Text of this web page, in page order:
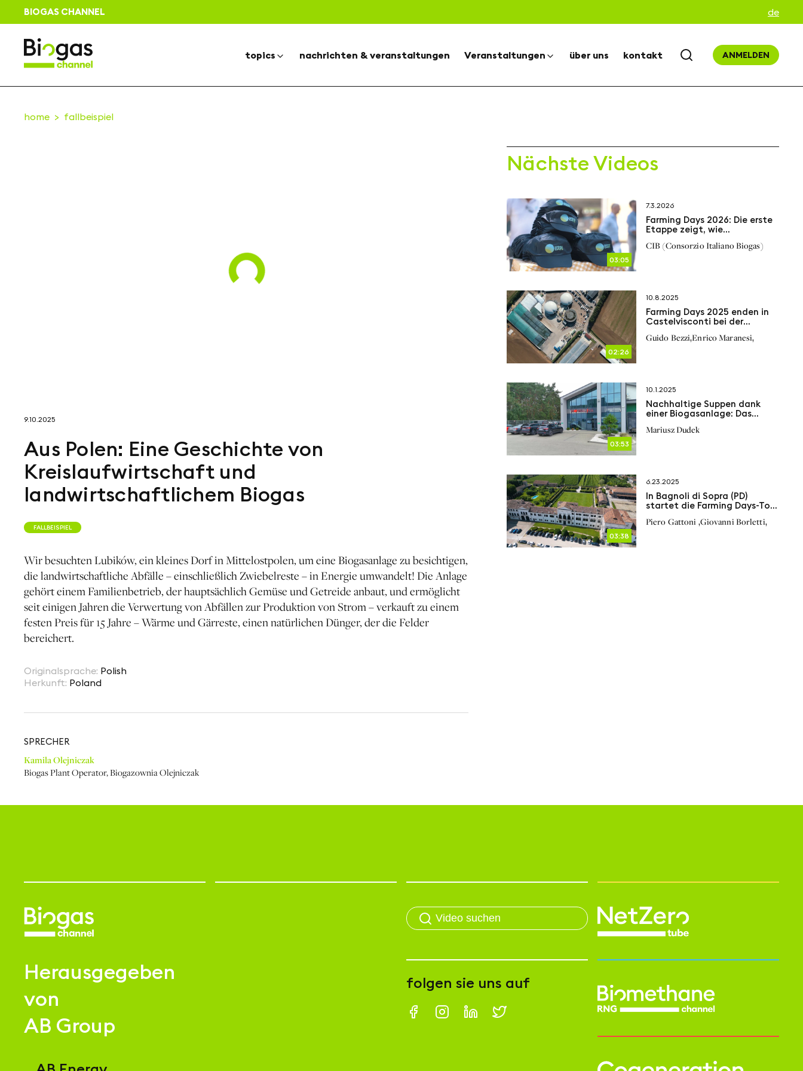
BIOGAS CHANNEL de
topics nachrichten & veranstaltungen Veranstaltungen über uns kontakt ANMELDEN
home fallbeispiel
9.10.2025
Aus Polen: Eine Geschichte von
Kreislaufwirtschaft und
landwirtschaftlichem Biogas
FALLBEISPIEL
Wir besuchten Lubików, ein kleines Dorf in Mittelostpolen, um eine Biogasanlage zu besichtigen,
die landwirtschaftliche Abfälle – einschließlich Zwiebelreste – in Energie umwandelt! Die Anlage
gehört einem Familienbetrieb, der hauptsächlich Gemüse und Getreide anbaut, und ermöglicht
seit einigen Jahren die Verwertung von Abfällen zur Produktion von Strom – verkauft zu einem
festen Preis für 15 Jahre – Wärme und Gärreste, einen natürlichen Dünger, der die Felder
bereichert.
Originalsprache: Polish
Herkunft: Poland
SPRECHER
Kamila Olejniczak
Biogas Plant Operator,Biogazownia Olejniczak
Nächste Videos
03:05
7.3.2026
Farming Days 2026: Die erste
Etappe zeigt, wie
Biomethan die Zukunft der
CIB (Consorzio Italiano Biogas)
02:26
10.8.2025
Farming Days 2025 enden in
Castelvisconti bei der
Guido Bezzi,Enrico Maranesi,
03:53
10.1.2025
Nachhaltige Suppen dank
einer Biogasanlage: Das
Mariusz Dudek
03:38
6.23.2025
In Bagnoli di Sopra (PD)
startet die Farming Days-Tour
Innovation und nachhaltige
Piero Gattoni ,Giovanni Borletti,
Herausgegeben
von
AB Group
folgen sie uns auf